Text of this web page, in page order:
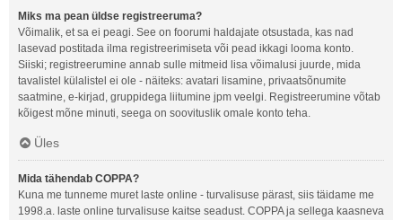
Miks ma pean üldse registreeruma?
Võimalik, et sa ei peagi. See on foorumi haldajate otsustada, kas nad
lasevad postitada ilma registreerimiseta või pead ikkagi looma konto.
Siiski; registreerumine annab sulle mitmeid lisa võimalusi juurde, mida
tavalistel külalistel ei ole - näiteks: avatari lisamine, privaatsõnumite
saatmine, e-kirjad, gruppidega liitumine jpm veelgi. Registreerumine võtab
kõigest mõne minuti, seega on soovituslik omale konto teha.
Üles
Mida tähendab COPPA?
Kuna me tunneme muret laste online - turvalisuse pärast, siis täidame me
1998.a. laste online turvalisuse kaitse seadust. COPPA ja sellega kaasneva